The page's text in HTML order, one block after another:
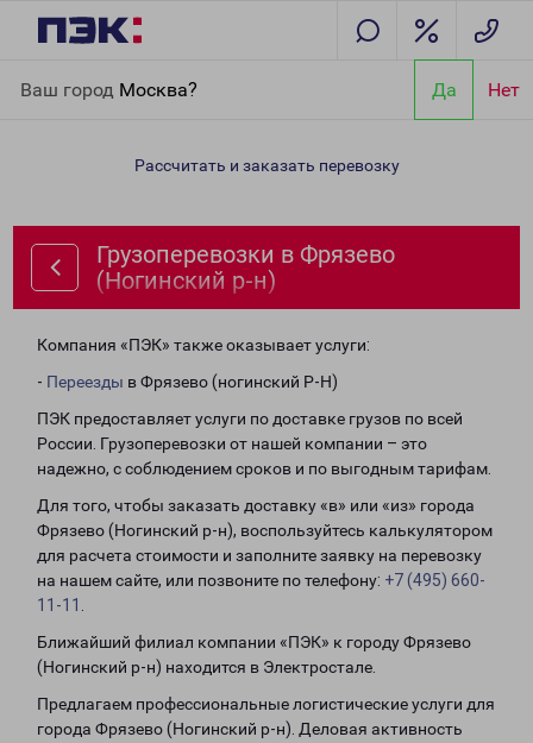
Ваш город Москва? Да Нет
р-н)
Рассчитать и заказать перевозку
Грузоперевозки в Фрязево
(Ногинский р-н)
Компания «ПЭК» также оказывает услуги:
- Переезды в Фрязево (ногинский Р-Н)
ПЭК предоставляет услуги по доставке грузов по всей
России. Грузоперевозки от нашей компании – это
надежно, с соблюдением сроков и по выгодным тарифам.
Для того, чтобы заказать доставку «в» или «из» города
Фрязево (Ногинский р-н), воспользуйтесь калькулятором
для расчета стоимости и заполните заявку на перевозку
на нашем сайте, или позвоните по телефону: +7 (495) 660-
11-11
Ближайший филиал компании «ПЭК» к городу Фрязево
(Ногинский р-н) находится в Электростале.
Предлагаем профессиональные логистические услуги для
города Фрязево (Ногинский р-н). Деловая активность